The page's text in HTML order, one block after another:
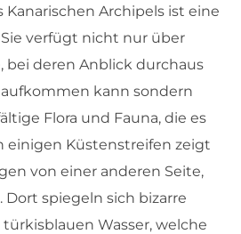
Kanarischen Archipels ist eine
verfügt nicht nur über
bei deren Anblick durchaus
kann sondern
Flora und Fauna, die es
einigen Küstenstreifen zeigt
von einer anderen Seite,
spiegeln sich bizarre
Wasser, welche